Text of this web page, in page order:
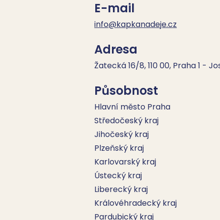
E-mail
info@kapkanadeje.cz
Adresa
Žatecká 16/8, 110 00, Praha 1 -
Působnost
Hlavní město Praha
Středočeský kraj
Jihočeský kraj
Plzeňský kraj
Karlovarský kraj
Ústecký kraj
Liberecký kraj
Královéhradecký kraj
Pardubický kraj